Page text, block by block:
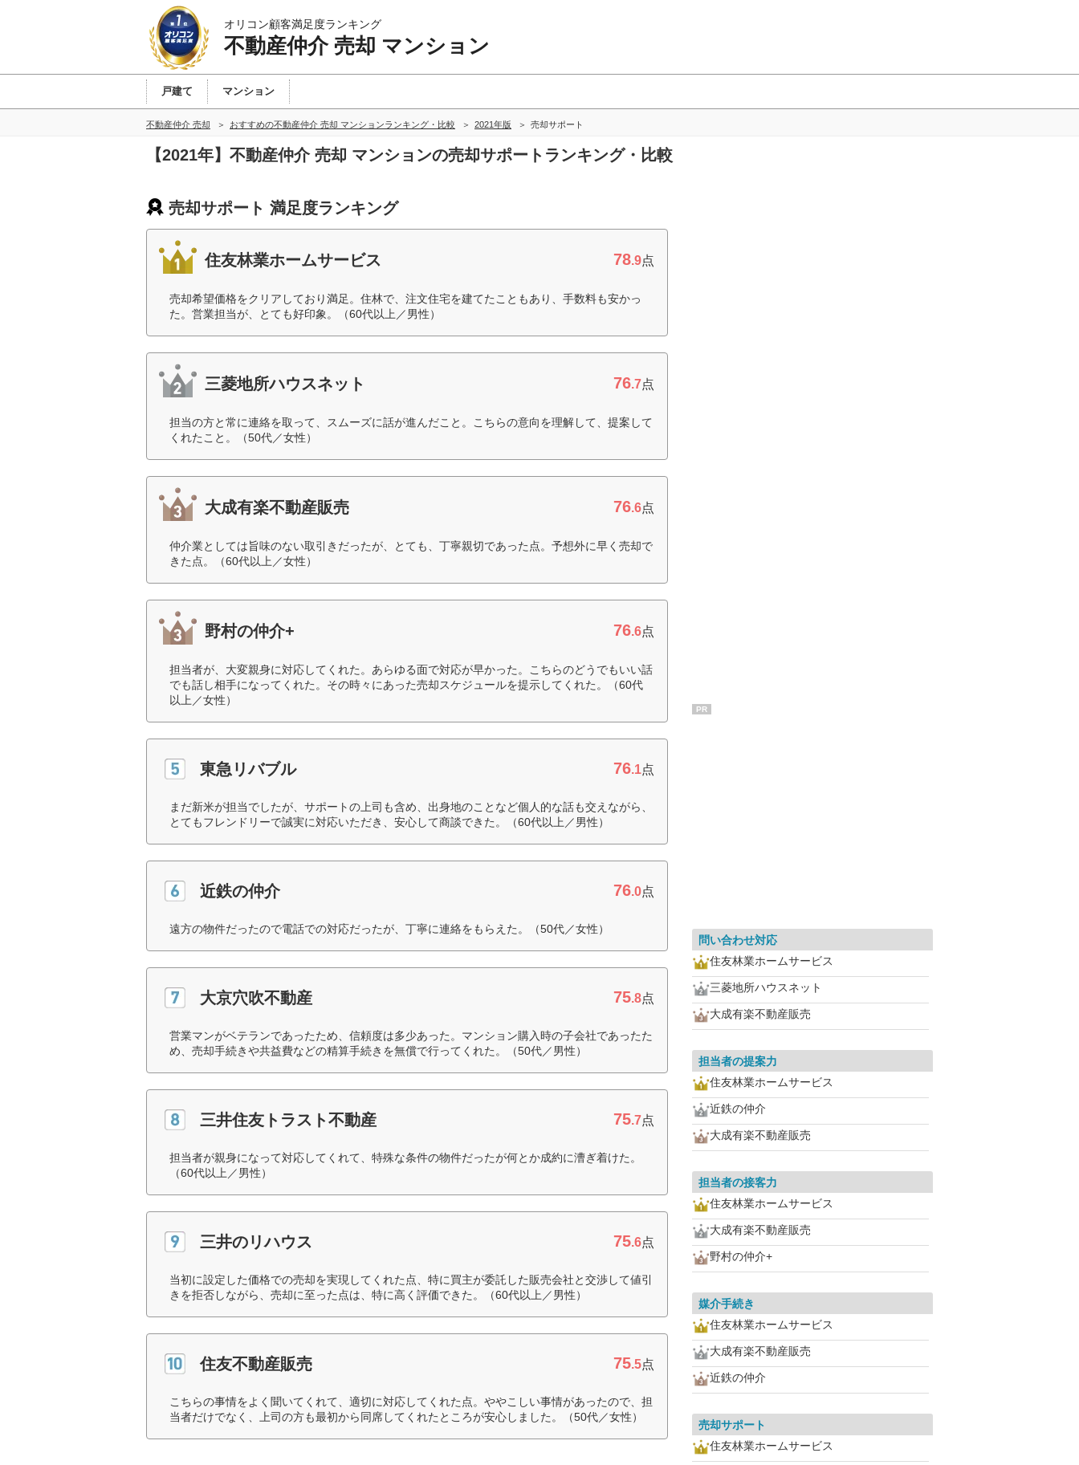
オリコン顧客満足度ランキング
不動産仲介 売却 マンション
戸建て マンション
不動産仲介 売却 おすすめの不動産仲介 売却 マンションランキング・比較 2021年版 売却サポート
【2021年】不動産仲介 売却 マンションの売却サポートランキング・比較
売却サポート 満足度ランキング
住友林業ホームサービス 78.9点
売却希望価格をクリアしており満足。住林で、注文住宅を建てたこともあり、手数料も安かっ
た。営業担当が、とても好印象。（60代以上／男性）
三菱地所ハウスネット 76.7点
担当の方と常に連絡を取って、スムーズに話が進んだこと。こちらの意向を理解して、提案して
くれたこと。（50代／女性）
大成有楽不動産販売 76.6点
仲介業としては旨味のない取引きだったが、とても、丁寧親切であった点。予想外に早く売却で
きた点。（60代以上／女性）
野村の仲介+ 76.6点
担当者が、大変親身に対応してくれた。あらゆる面で対応が早かった。こちらのどうでもいい話
でも話し相手になってくれた。その時々にあった売却スケジュールを提示してくれた。（60代
以上／女性）
東急リバブル 76.1点
まだ新米が担当でしたが、サポートの上司も含め、出身地のことなど個人的な話も交えながら、
とてもフレンドリーで誠実に対応いただき、安心して商談できた。（60代以上／男性）
近鉄の仲介 76.0点
遠方の物件だったので電話での対応だったが、丁寧に連絡をもらえた。（50代／女性）
大京穴吹不動産 75.8点
営業マンがベテランであったため、信頼度は多少あった。マンション購入時の子会社であったた
め、売却手続きや共益費などの精算手続きを無償で行ってくれた。（50代／男性）
三井住友トラスト不動産 75.7点
担当者が親身になって対応してくれて、特殊な条件の物件だったが何とか成約に漕ぎ着けた。
（60代以上／男性）
三井のリハウス 75.6点
当初に設定した価格での売却を実現してくれた点、特に買主が委託した販売会社と交渉して値引
きを拒否しながら、売却に至った点は、特に高く評価できた。（60代以上／男性）
住友不動産販売 75.5点
こちらの事情をよく聞いてくれて、適切に対応してくれた点。ややこしい事情があったので、担
当者だけでなく、上司の方も最初から同席してくれたところが安心しました。（50代／女性）
PR
問い合わせ対応
住友林業ホームサービス
三菱地所ハウスネット
大成有楽不動産販売
担当者の提案力
住友林業ホームサービス
近鉄の仲介
大成有楽不動産販売
担当者の接客力
住友林業ホームサービス
大成有楽不動産販売
野村の仲介+
媒介手続き
住友林業ホームサービス
大成有楽不動産販売
近鉄の仲介
売却サポート
住友林業ホームサービス